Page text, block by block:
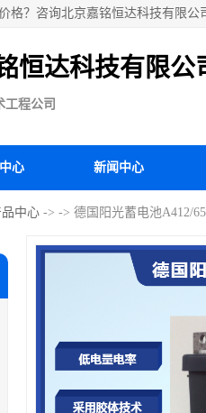
格？咨询北京嘉铭恒达科技有限
恒达科技有限公
工程公司
心 新闻中心
品中心 -> -> 德国阳光蓄电池A412/